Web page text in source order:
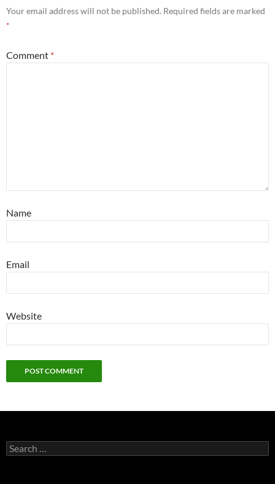
Your email address will not be published. Required fields are marked
*
Comment *
Name
Email
Website
Search
for: